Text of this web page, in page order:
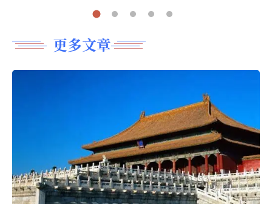
更多文章